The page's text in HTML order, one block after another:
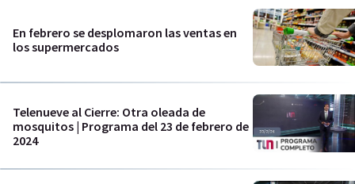
En febrero se desplomaron las ventas en
los supermercados
Telenueve al Cierre: Otra oleada de
mosquitos | Programa del 23 de febrero de
2024